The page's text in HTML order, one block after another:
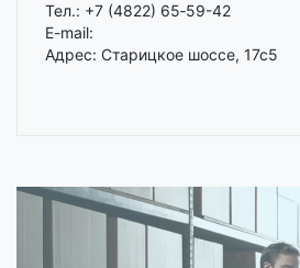
Тел.: +7 (4822) 65‑59-42
E-mail:
Адрес: Старицкое шоссе, 17с5